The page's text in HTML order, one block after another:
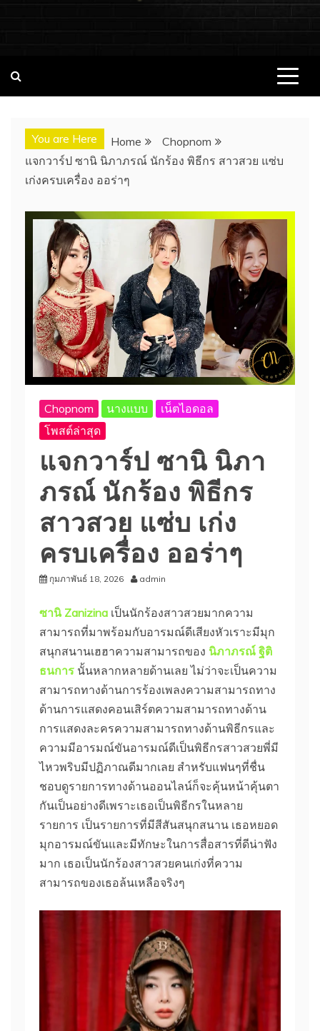
ดอล นางแบบ ONLYFANS หุ่นเอ็กซ์
You are Here Home
Chopnom
แจกวาร์ป ซานิ นิภาภรณ์ นักร้อง พิธีกร สาวสวย แซ่บ
เก่งครบเครื่อง ออร่าๆ
Chopnom นางแบบ
เน็ตไอดอล
โพสต์ล่าสุด
แจกวาร์ป ซานิ นิภา
ภรณ์ นักร้อง พิธีกร
สาวสวย แซ่บ เก่ง
ครบเครื่อง ออร่าๆ
กุมภาพันธ์ 18, 2026 admin
ซานิ Zanizina เป็นนักร้องสาวสวยมากความ
สามารถที่มาพร้อมกับอารมณ์ดีเสียงหัวเราะมีมุก
สนุกสนานเฮฮาความสามารถของ นิภาภรณ์ ฐิติ
ธนการ นั้นหลากหลายด้านเลย ไม่ว่าจะเป็นความ
สามารถทางด้านการร้องเพลงความสามารถทาง
ด้านการแสดงคอนเสิร์ตความสามารถทางด้าน
การแสดงละครความสามารถทางด้านพิธีกรและ
ความมีอารมณ์ขันอารมณ์ดีเป็นพิธีกรสาวสวยพี่มี
ไหวพริบมีปฏิภาณดีมากเลย สำหรับแฟนๆที่ชื่น
ชอบดูรายการทางด้านออนไลน์ก็จะคุ้นหน้าคุ้นตา
กันเป็นอย่างดีเพราะเธอเป็นพิธีกรในหลาย
รายการ เป็นรายการที่มีสีสันสนุกสนาน เธอหยอด
มุกอารมณ์ขันและมีทักษะในการสื่อสารที่ดีน่าฟัง
มาก เธอเป็นนักร้องสาวสวยคนเก่งที่ความ
สามารถของเธอล้นเหลือจริงๆ